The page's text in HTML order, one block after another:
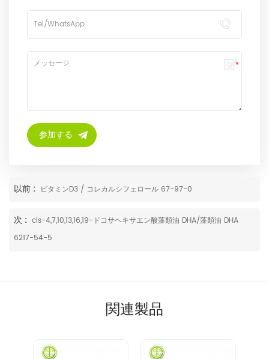
以前 : ビタミンD3 / コレカルシフェロール 67-97-0
次 : cis-4,7,10,13,16,19-ドコサヘキサエン酸藻類油 DHA/藻類油 DHA
6217-54-5
関連製品